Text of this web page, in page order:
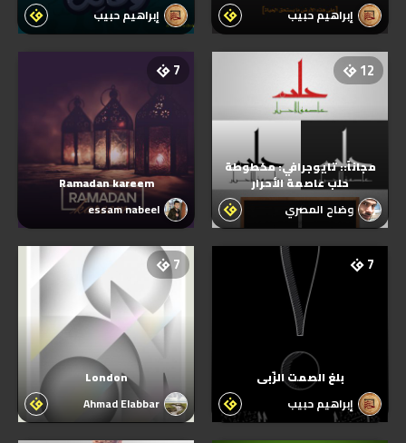
إبراهيم حبيب
إبراهيم حبيب
12
مجاناً:: تايوجرافي: مخطوطة
حلب عاصمة الأحرار
وضاح المصري
7
Ramadan kareem
essam nabeel
7
بلغ الصمت الزٌبى
إبراهيم حبيب
7
London
Ahmad Elabbar